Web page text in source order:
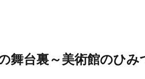
舞台裏～美術館のひみ